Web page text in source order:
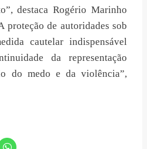
destaca Rogério Marinho
proteção de autoridades sob
cautelar indispensável
da representação
do medo e da violência”,